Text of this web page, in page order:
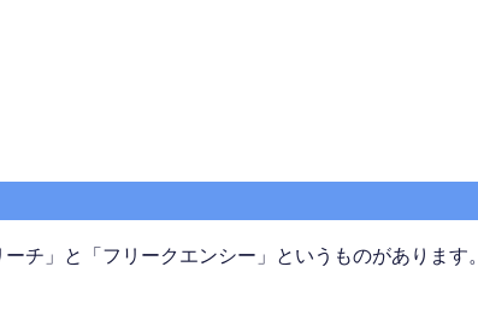
チ」と「フリークエンシー」というものがあります。